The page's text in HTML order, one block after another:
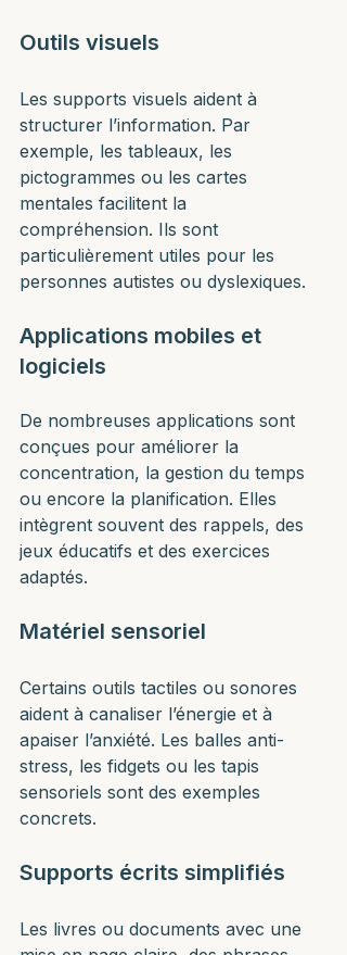
Outils visuels
Les supports visuels aident à
structurer l’information. Par
exemple, les tableaux, les
pictogrammes ou les cartes
mentales facilitent la
compréhension. Ils sont
particulièrement utiles pour les
personnes autistes ou dyslexiques.
Applications mobiles et
logiciels
De nombreuses applications sont
conçues pour améliorer la
concentration, la gestion du temps
ou encore la planification. Elles
intègrent souvent des rappels, des
jeux éducatifs et des exercices
adaptés.
Matériel sensoriel
Certains outils tactiles ou sonores
aident à canaliser l’énergie et à
apaiser l’anxiété. Les balles anti-
stress, les fidgets ou les tapis
sensoriels sont des exemples
concrets.
Supports écrits simplifiés
Les livres ou documents avec une